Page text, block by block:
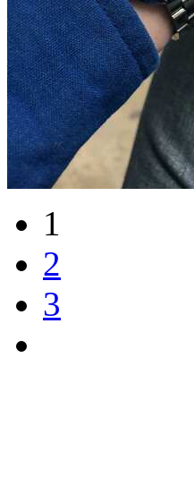
1
2
3